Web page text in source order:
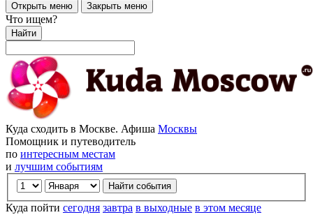
Открыть меню Закрыть меню
Что ищем?
Найти
Куда сходить в Москве. Афиша Москвы
Помощник и путеводитель
по интересным местам
и лучшим событиям
Куда пойти сегодня завтра в выходные в этом месяце